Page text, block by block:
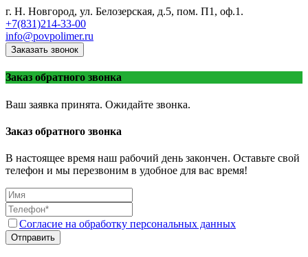
г. Н. Новгород, ул. Белозерская, д.5, пом. П1, оф.1.
+7(831)214-33-00
info@povpolimer.ru
Заказать звонок
Заказ обратного звонка
Ваш заявка принята. Ожидайте звонка.
Заказ обратного звонка
В настоящее время наш рабочий день закончен. Оставьте свой
телефон и мы перезвоним в удобное для вас время!
Согласие на обработку персональных данных
Отправить